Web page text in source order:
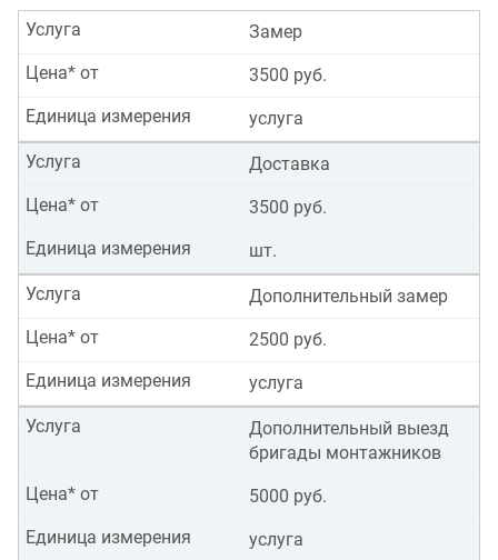
Замер
Услуга
3500 руб.
Цена* от
услуга
Единица измерения
Доставка
Услуга
3500 руб.
Цена* от
шт.
Единица измерения
Дополнительный замер
Услуга
2500 руб.
Цена* от
услуга
Единица измерения
Дополнительный выезд
бригады монтажников
Услуга
5000 руб.
Цена* от
услуга
Единица измерения